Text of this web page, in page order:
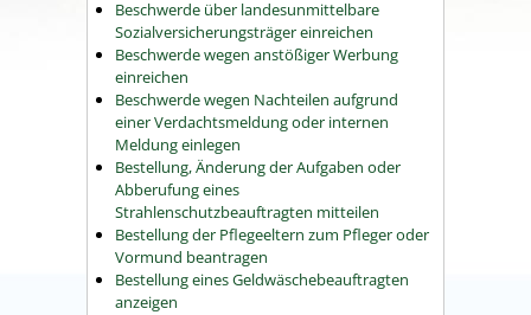
Beschwerde über landesunmittelbare
Sozialversicherungsträger einreichen
Beschwerde wegen anstößiger Werbung
einreichen
Beschwerde wegen Nachteilen aufgrund
einer Verdachtsmeldung oder internen
Meldung einlegen
Bestellung, Änderung der Aufgaben oder
Abberufung eines
Strahlenschutzbeauftragten mitteilen
Bestellung der Pflegeeltern zum Pfleger oder
Vormund beantragen
Bestellung eines Geldwäschebeauftragten
anzeigen